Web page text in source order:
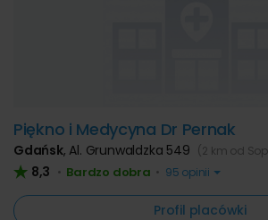
Piękno i Medycyna Dr Pernak
Gdańsk, Al. Grunwaldzka 549 (2 km od
8,3 • Bardzo dobra • 95 opinii
Profil placówki